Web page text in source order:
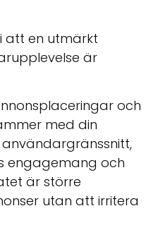
att en utmärkt
är
och
med din
engagemang och
är större
utan att irritera